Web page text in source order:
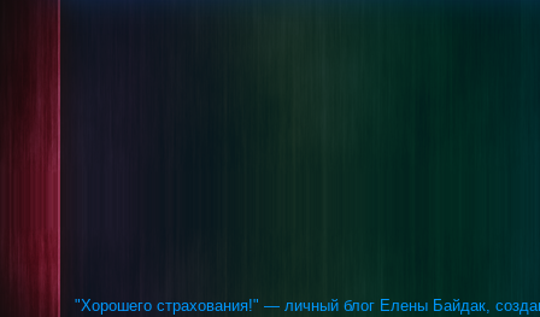
"Хорошего страхования!" — личный блог Елены Байдак,